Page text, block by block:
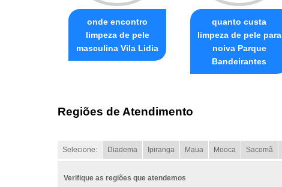
onde encontro
limpeza de pele
masculina Vila Lidia
quanto custa
limpeza de pele para
noiva Parque
Bandeirantes
Regiões de Atendimento
Selecione: Diadema Ipiranga Maua Mooca Sacomã
Verifique as regiões que atendemos